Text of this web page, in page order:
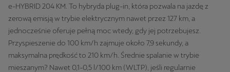
e-HYBRID 204 KM. To hybryda plug-in, która pozwala na jazdę z
zerową emisją w trybie elektrycznym nawet przez 127 km, a
jednocześnie oferuje pełną moc wtedy, gdy jej potrzebujesz.
Przyspieszenie do 100 km/h zajmuje około 7,9 sekundy, a
maksymalna prędkość to 210 km/h. Średnie spalanie w trybie
mieszanym? Nawet 0,1-0,5 l/100 km (WLTP), jeśli regularnie